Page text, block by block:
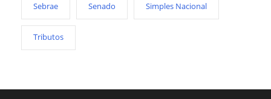
Sebrae Senado Simples Nacional
Tributos